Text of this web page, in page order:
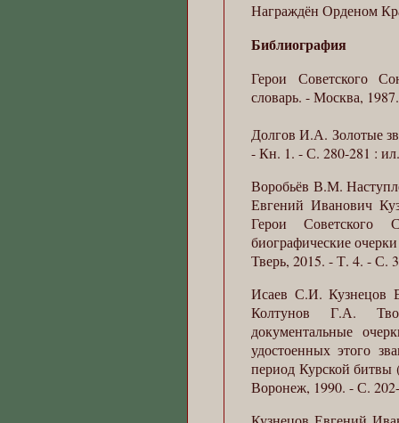
Награждён Орденом
Библиография
Герои Советского
словарь. - Москва,
Долгов И.А. Золотые
- Кн. 1. - С. 280-281 : ил.
Воробьёв В.М.
Евгений Иванович
Герои
биографические
Тверь, 2015. - Т. 4. - С.
Исаев С.И. Кузнецов
Колтунов Г.А.
документальные
удостоенных этого
период Курской битвы
Воронеж, 1990. - С.